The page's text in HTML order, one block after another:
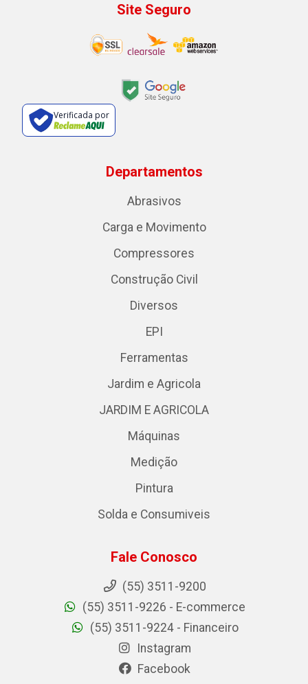
Site Seguro
Verificada por
Departamentos
Abrasivos
Carga e Movimento
Compressores
Construção Civil
Diversos
EPI
Ferramentas
Jardim e Agricola
JARDIM E AGRICOLA
Máquinas
Medição
Pintura
Solda e Consumiveis
Fale Conosco
(55) 3511-9200
(55) 3511-9226 - E-commerce
(55) 3511-9224 - Financeiro
Instagram
Facebook